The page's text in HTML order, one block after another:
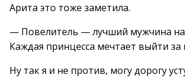
Арита это тоже заметила.
— Повелитель — лучший мужчина на
Каждая принцесса мечтает выйти за
Ну так я и не против, могу дорогу